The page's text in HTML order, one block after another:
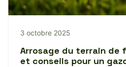
3 octobre 2025
Arrosage du terrain de
et conseils pour un